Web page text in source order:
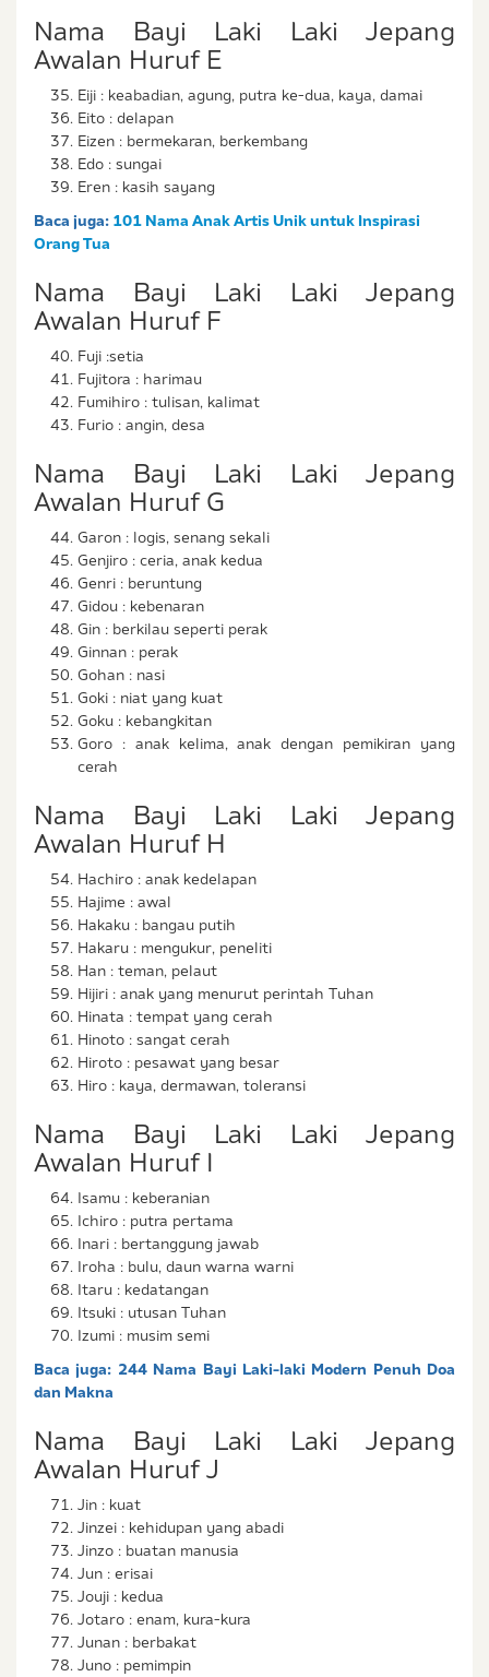
Nama Bayi Laki Laki Jepang
Awalan Huruf E
Eiji : keabadian, agung, putra ke-dua, kaya, damai
Eito : delapan
Eizen : bermekaran, berkembang
Edo : sungai
Eren : kasih sayang
Baca juga: 101 Nama Anak Artis Unik untuk Inspirasi
Orang Tua
Nama Bayi Laki Laki Jepang
Awalan Huruf F
Fuji :setia
Fujitora : harimau
Fumihiro : tulisan, kalimat
Furio : angin, desa
Nama Bayi Laki Laki Jepang
Awalan Huruf G
Garon : logis, senang sekali
Genjiro : ceria, anak kedua
Genri : beruntung
Gidou : kebenaran
Gin : berkilau seperti perak
Ginnan : perak
Gohan : nasi
Goki : niat yang kuat
Goku : kebangkitan
Goro : anak kelima, anak dengan pemikiran yang
cerah
Nama Bayi Laki Laki Jepang
Awalan Huruf H
Hachiro : anak kedelapan
Hajime : awal
Hakaku : bangau putih
Hakaru : mengukur, peneliti
Han : teman, pelaut
Hijiri : anak yang menurut perintah Tuhan
Hinata : tempat yang cerah
Hinoto : sangat cerah
Hiroto : pesawat yang besar
Hiro : kaya, dermawan, toleransi
Nama Bayi Laki Laki Jepang
Awalan Huruf I
Isamu : keberanian
Ichiro : putra pertama
Inari : bertanggung jawab
Iroha : bulu, daun warna warni
Itaru : kedatangan
Itsuki : utusan Tuhan
Izumi : musim semi
Baca juga: 244 Nama Bayi Laki-laki Modern Penuh Doa
dan Makna
Nama Bayi Laki Laki Jepang
Awalan Huruf J
Jin : kuat
Jinzei : kehidupan yang abadi
Jinzo : buatan manusia
Jun : erisai
Jouji : kedua
Jotaro : enam, kura-kura
Junan : berbakat
Juno : pemimpin